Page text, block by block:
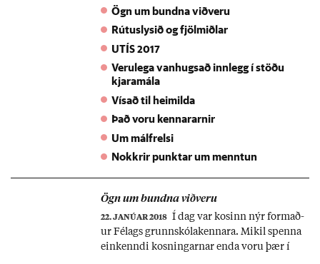
andi áhrif sums tóm­stund­a­starfs, sér­stak­lega
mjög á næstu ár­um og ára­tug­um. Á tím­um
gervi­greind­ar (og upp­renn­andi of­ur­greind­
ar) verð­ur spurn­ing­in um...
Ögn um bundna viðveru
Rútuslysið og fjölmiðlar
UTÍS 2017
Verulega vanhugsað innlegg í stöðu
kjaramála
Vísað til heimilda
Það voru kennararnir
Um málfrelsi
Nokkrir punktar um menntun
Ögn um bundna við­veru
22. JANÚAR 2018
Í dag var kos­inn nýr formað­
ur Fé­lags grunn­skóla­kenn­ara. Mik­il spenna
ein­kenndi kosn­ing­arn­ar enda voru þær í